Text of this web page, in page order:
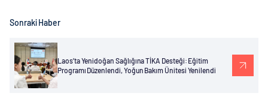
Sonraki Haber
Laos’ta Yenidoğan Sağlığına TİKA Desteği: Eğitim
Programı Düzenlendi, Yoğun Bakım Ünitesi Yenilendi